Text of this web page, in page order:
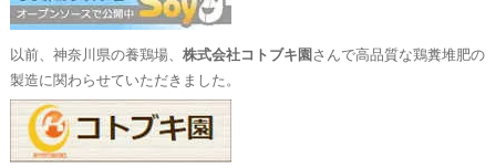
以前、神奈川県の養鶏場、 株式会社コトブキ園 さんで高品質な鶏糞堆肥の
製造に関わらせていただきました。